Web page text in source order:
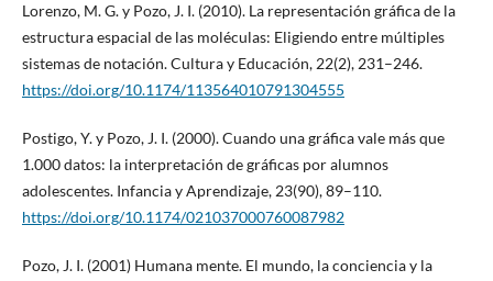
Lorenzo, M. G. y Pozo, J. I. (2010). La representación gráfica de la
estructura espacial de las moléculas: Eligiendo entre múltiples
sistemas de notación. Cultura y Educación, 22(2), 231–246.
https://doi.org/10.1174/113564010791304555
Postigo, Y. y Pozo, J. I. (2000). Cuando una gráfica vale más que
1.000 datos: la interpretación de gráficas por alumnos
adolescentes. Infancia y Aprendizaje, 23(90), 89–110.
https://doi.org/10.1174/021037000760087982
Pozo, J. I. (2001) Humana mente. El mundo, la conciencia y la